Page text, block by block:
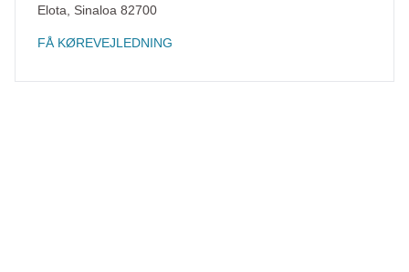
Elota
Sinaloa 82700
FÅ KØREVEJLEDNING